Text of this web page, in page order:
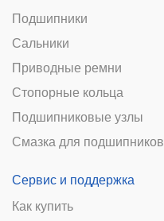
Подшипники
Сальники
Приводные ремни
Стопорные кольца
Подшипниковые узлы
Смазка для подшипников
Сервис и поддержка
Как купить